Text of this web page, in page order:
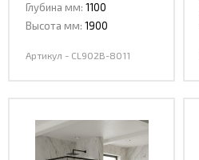
Глубина мм: 1100
Высота мм: 1900
Артикул - CL902B-8011